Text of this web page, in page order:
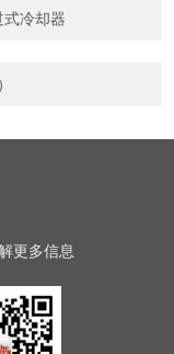
冷却器
更多信息